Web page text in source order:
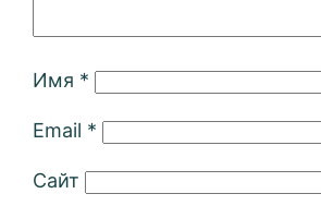
Имя *
Email *
Сайт